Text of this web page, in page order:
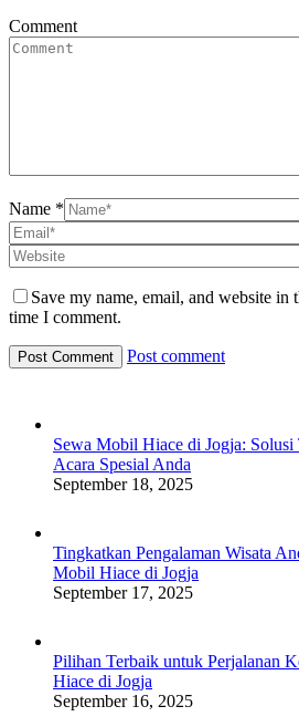
Comment
Name *
Save my name, email, and website in
time I comment.
Post comment
Sewa Mobil Hiace di Jogja:
Acara Spesial Anda
September 18, 2025
Tingkatkan Pengalaman Wisata
Mobil Hiace di Jogja
September 17, 2025
Pilihan Terbaik untuk Perjalanan
Hiace di Jogja
September 16, 2025